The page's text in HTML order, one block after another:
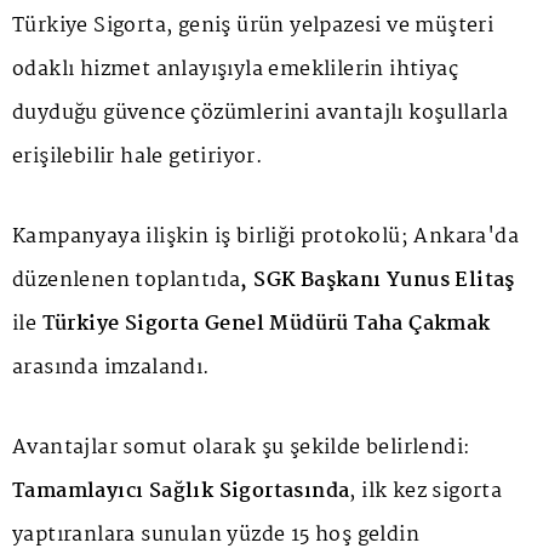
Türkiye Sigorta, geniş ürün yelpazesi ve müşteri
odaklı hizmet anlayışıyla emeklilerin ihtiyaç
duyduğu güvence çözümlerini avantajlı koşullarla
erişilebilir hale getiriyor.
Kampanyaya ilişkin iş birliği protokolü; Ankara'da
düzenlenen toplantıda, SGK Başkanı Yunus Elitaş
ileTürkiye Sigorta Genel Müdürü Taha Çakmak
arasında imzalandı.
Avantajlar somut olarak şu şekilde belirlendi:
Tamamlayıcı Sağlık Sigortasında, ilk kez sigorta
yaptıranlara sunulan yüzde 15 hoş geldin